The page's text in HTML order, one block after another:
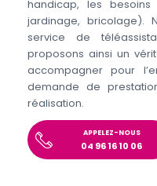
handicap, les
jardinage, bricolage).
service de
proposons ainsi un
accompagner pour
demande de
réalisation.
APPELEZ-NOUS
04 96 16 10 06